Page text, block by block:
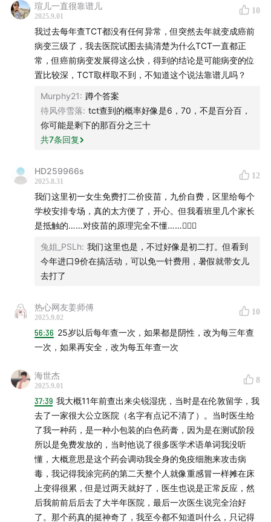
39:53
感染HPV≠得病
大家对HPV的焦虑会导致「智商税」
不良商家的骗术聚焦在「渲染焦虑」
所谓治疗HPV的药物，成本可能只有几分钱
54:52 针对HPV病毒，并没有特效药
检查HPV的频次是怎样的？
1:00:27宫颈病变到第三级才会出问题
宫颈癌近些年的两个趋势
1:05:39很多人第一次去医院就检查出了宫颈癌
对女性友好的社会，会减少很多疾病的发生
1:14:43有的宫颈癌患者，为什么HPV是阴性？
1:18:15HPV可以搭配TCT一起检查
1:19:26做阴道镜不做活检，就是纯骗人
1:22:03「宫颈贴膜」没办法检查到底放没放
1:23:03做阴道镜不加活检的医院，正规性存疑
1:24:55 多数人一辈子都难遇到一个正经医生
瑄儿一直很靠谱儿
2025.9.01
10
我过去每年查TCT都没有任何异常，但突然去年就变成癌前
病变三级了，我去医院试图去搞清楚为什么TCT一直都正
常，但癌前病变发展得这么快，得到的结论是可能病变的位
置比较深，TCT取样取不到，不知道这个说法靠谱儿吗？
Murphy21: 蹲个答案
待风停雪落: tct查到的概率好像是6，70，不是百分百，
你可能是剩下的那百分之三十
共7条回复
HD259966s
2025.8.31
12
我们这里初一女生免费打二价疫苗，九价自费，区里给每个
学校安排专场，真的太方便了，开心。但我看班里几个家长
是抵触的……对疫苗的原理完全不懂……🤷🏻‍♀️
兔姐_PSLh: 我们这里也是，不过好像是初二打。但看到
今年进口9价在搞活动，可以免一针费用，暑假就带女儿
去打了
热心网友姜师傅
2025.9.02
10
56:36 25岁以后每年查一次，如果都是阴性，改为每三年查
一次，如果再安全，改为每五年查一次
海世杰
2025.9.01
8
37:39 我大概11年前查出来尖锐湿疣，当时是在伦敦留学，我
去了一家很大公立医院（名字有点记不清了）。当时医生给
了我一种药，是一种小包装的白色药膏，因为是在测试阶段
所以是免费发放的，当时他说了很多医学术语单词我没听
懂，大概意思是这个药会调动我全身的免疫细胞来攻击病
毒，我记得我涂完药的第二天整个人就像重感冒一样摊在床
上变得很累，但是过两天就好了，医生也说是正常反应，然
后我前前后后去了大半年医院，最后一次医生说完全治好
了。那个药真的挺神奇了，我至今都不知道叫什么，只记得